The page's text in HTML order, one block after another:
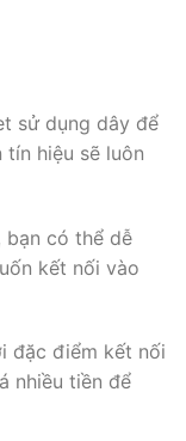
sử dụng dây để
hiệu sẽ luôn
bạn có thể dễ
kết nối vào
đặc điểm kết nối
nhiều tiền để